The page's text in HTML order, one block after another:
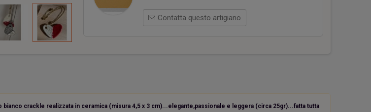
Contatta questo artigiano
crackle realizzata in ceramica (misura 4,5 x 3 cm)...elegante,passionale e leggera (circa 25gr)...fatta tutta